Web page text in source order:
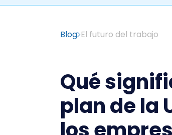
Blog El futuro del trabajo
Qué
plan de la